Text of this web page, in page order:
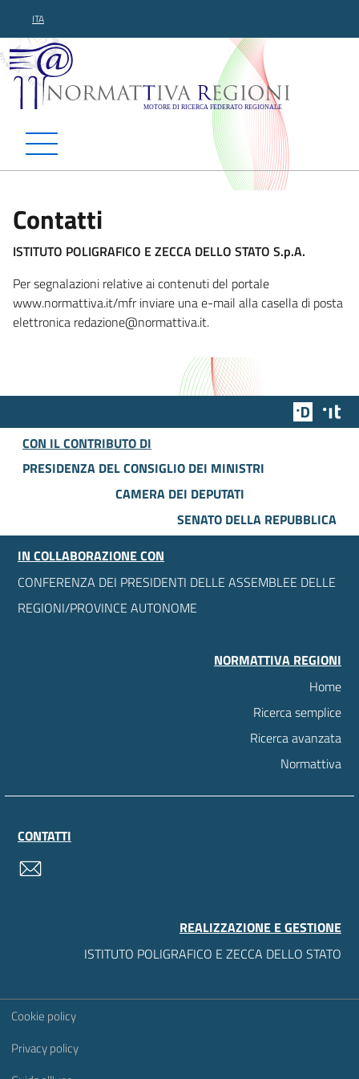
ITA
Normattiva Regioni -
Contatti
ISTITUTO POLIGRAFICO E ZECCA DELLO STATO S.p.A.
Per segnalazioni relative ai contenuti del portale
www.normattiva.it/mfr inviare una e-mail alla casella di posta
elettronica redazione@normattiva.it.
Team
CON IL CONTRIBUTO DI
PRESIDENZA DEL CONSIGLIO DEI MINISTRI
CAMERA DEI DEPUTATI
SENATO DELLA REPUBBLICA
IN COLLABORAZIONE CON
CONFERENZA DEI PRESIDENTI DELLE ASSEMBLEE DELLE
REGIONI/PROVINCE AUTONOME
NORMATTIVA REGIONI
Home
Ricerca semplice
Ricerca avanzata
Normattiva
CONTATTI
REALIZZAZIONE E GESTIONE
ISTITUTO POLIGRAFICO E ZECCA DELLO STATO
Sezione Link Utili
Cookie policy
Privacy policy